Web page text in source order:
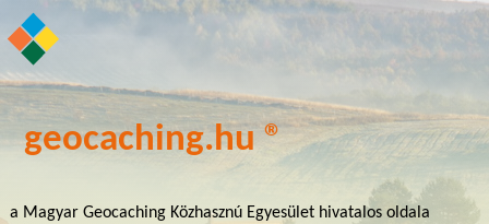
geocaching.hu ®
a Magyar Geocaching Közhasznú Egyesület hivatalos oldala